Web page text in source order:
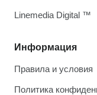
Информация
Правила и условия
Политика
Linemedia Digital ™